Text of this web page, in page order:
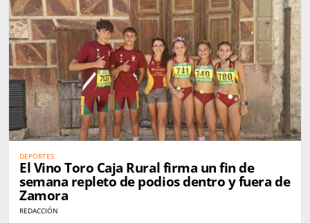
DEPORTES
El Vino Toro Caja Rural firma un fin de
semana repleto de podios dentro y fuera de
Zamora
REDACCIÓN